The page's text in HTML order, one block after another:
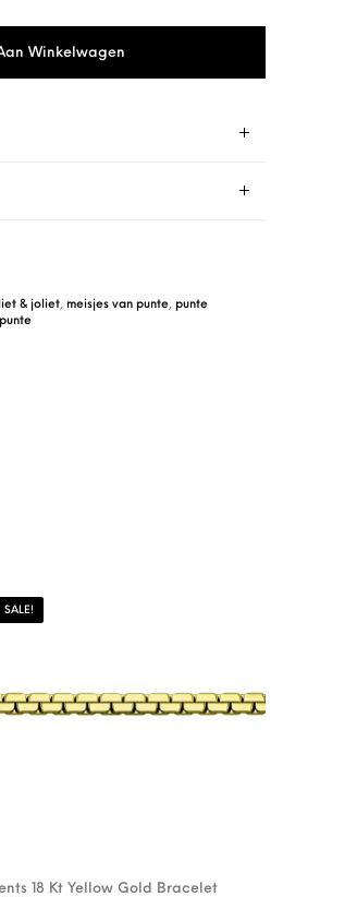
Winkelwagen
liet & joliet, meisjes van punte, punte
SALE!
18 Kt Yellow Gold Bracelet